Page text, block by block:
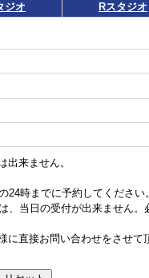
ジオ Rスタジオ
出来ません。
24時までに予約してください。
、当日の受付が出来ません。
に直接お問い合わせをさせて